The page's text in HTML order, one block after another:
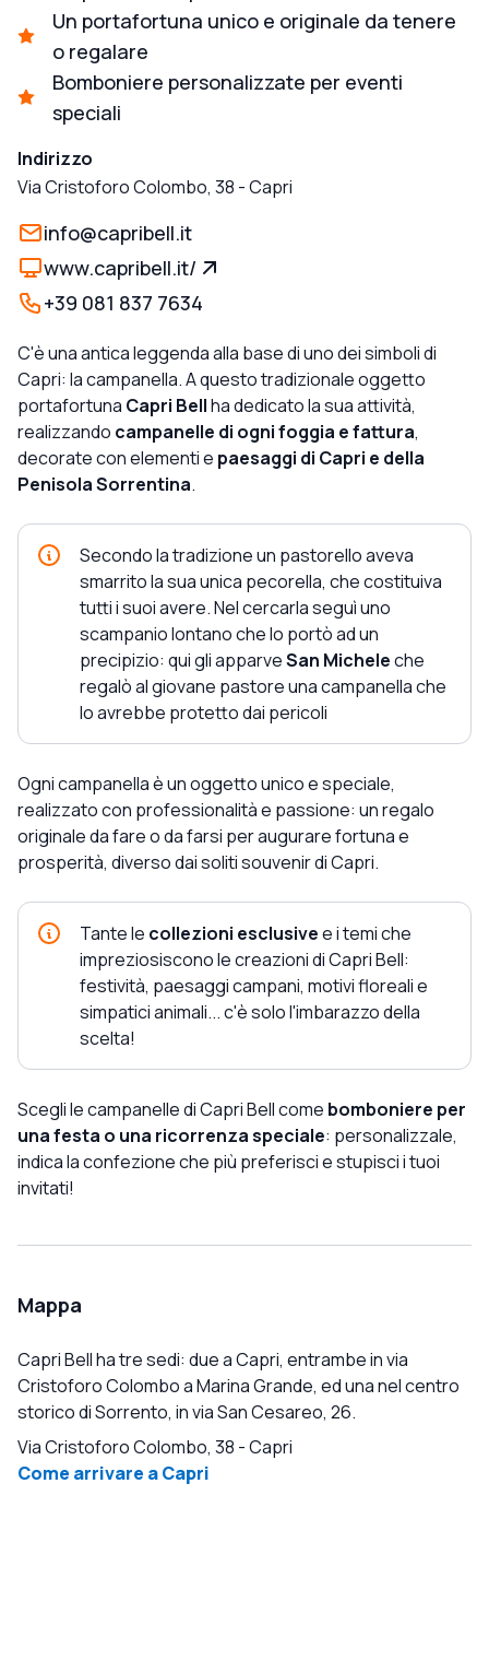
Un portafortuna unico e originale da tenere
o regalare
Bomboniere personalizzate per eventi
speciali
Indirizzo
Via Cristoforo Colombo, 38 -Capri
info@capribell.it
www.capribell.it/
+39 081 837 7634
C'è una antica leggenda alla base di uno dei simboli di
Capri: la campanella. A questo tradizionale oggetto
portafortuna Capri Bellha dedicato la sua attività,
realizzando campanelle di ogni foggia e fattura,
decorate con elementi e paesaggi di Capri e della
Penisola Sorrentina.
Secondo la tradizione un pastorello aveva
smarrito la sua unica pecorella, che costituiva
tutti i suoi avere. Nel cercarla seguì uno
scampanio lontano che lo portò ad un
precipizio: qui gli apparveSan Micheleche
regalò al giovane pastore una campanella che
lo avrebbe protetto dai pericoli
Ogni campanella è un oggetto unico e speciale,
realizzato con professionalità e passione: un regalo
originale da fare o da farsi per augurare fortuna e
prosperità, diverso dai soliti souvenir di Capri.
Tante le collezioni esclusivee i temi che
impreziosiscono le creazioni di Capri Bell:
festività, paesaggi campani, motivi floreali e
simpatici animali... c'è solo l'imbarazzo della
scelta!
Scegli le campanelle di Capri Bell come bomboniere per
una festa o una ricorrenza speciale: personalizzale,
indica la confezione che più preferisci e stupisci i tuoi
invitati!
Mappa
Capri Bell ha tre sedi: due a Capri, entrambe in via
Cristoforo Colombo a Marina Grande, ed una nel centro
storico di Sorrento, in via San Cesareo, 26.
Via Cristoforo Colombo, 38 -Capri
Come arrivare a Capri